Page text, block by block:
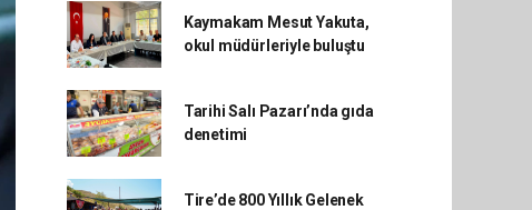
Kaymakam Mesut Yakuta,
okul müdürleriyle buluştu
Tarihi Salı Pazarı’nda gıda
denetimi
Tire’de 800 Yıllık Gelenek